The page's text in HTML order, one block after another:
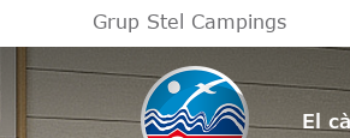
Grup Stel Campings
El